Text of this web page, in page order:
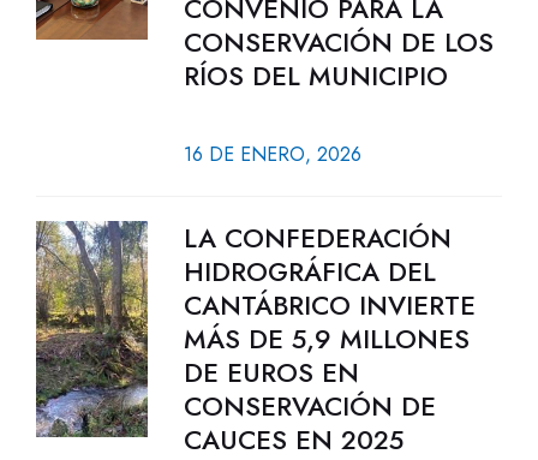
CONVENIO PARA LA
CONSERVACIÓN DE LOS
RÍOS DEL MUNICIPIO
16 DE ENERO, 2026
LA CONFEDERACIÓN
HIDROGRÁFICA DEL
CANTÁBRICO INVIERTE
MÁS DE 5,9 MILLONES
DE EUROS EN
CONSERVACIÓN DE
CAUCES EN 2025